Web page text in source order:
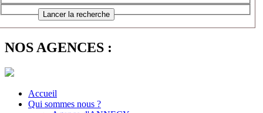
NOS AGENCES :
Accueil
Qui sommes nous ?